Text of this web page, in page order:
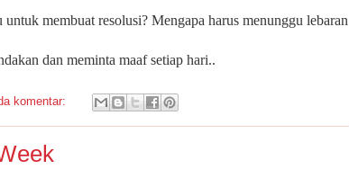
membuat resolusi? Mengapa harus menunggu lebaran
dan meminta maaf setiap hari..
komentar: